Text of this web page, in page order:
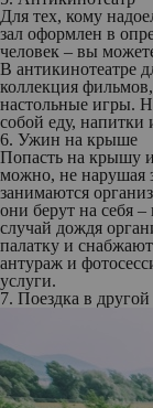
Для тех, кому
зал оформлен в
человек – вы
В антикинотеатре
коллекция
настольные игры.
собой еду, напитки
6. Ужин на крыше
Попасть на крышу
можно, не нарушая
занимаются
они берут на себя
случай дождя
палатку и
антураж и
услуги.
7. Поездка в другой